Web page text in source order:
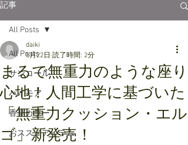
記事
All Posts
サンコール
パイモア
香草カラー
おススメアイテム
All Posts
まるで無重力のような座り
心地！人間工学に基づいた
「無重力クッション・エル
ゴ」新発売！
daiki
5月22日 読了時間: 2分